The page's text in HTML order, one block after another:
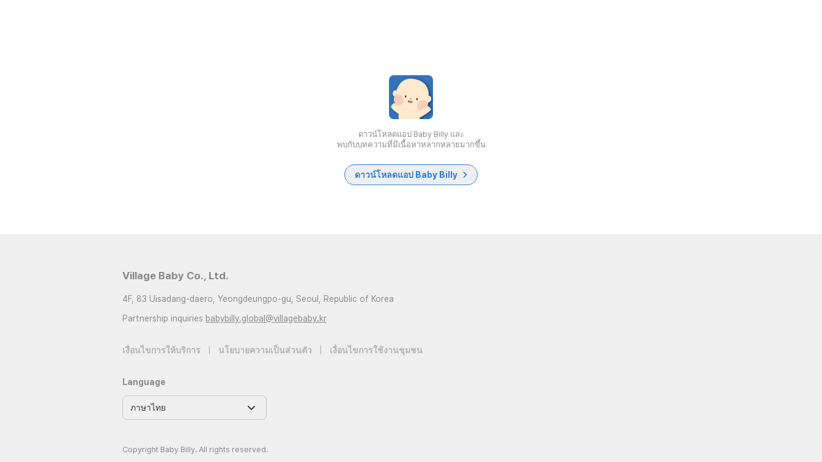
ดาวน์โหลดแอป Baby Billy และ
พบกับบทความที่มีเนื้อหาหลากหลายมากขึ้น
ดาวน์โหลดแอป Baby Billy
Village Baby Co., Ltd.
4F, 83 Uisadang-daero, Yeongdeungpo-gu, Seoul, Republic of Korea
Partnership inquiries babybilly.global@villagebaby.kr
เงื่อนไขการให้บริการ นโยบายความเป็นส่วนตัว เงื่อนไขการใช้งานชุมชน
Language
Copyright Baby Billy. All rights reserved.